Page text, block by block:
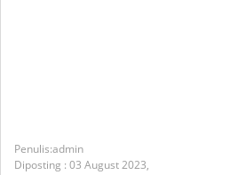
admin
Diposting : 03 August 2023,